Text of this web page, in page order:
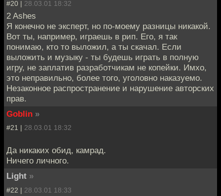
#20 | 28.03.01 18:32
2 Ashes
Я конечно не эксперт, но по-моему разницы никакой.
Вот ты, например, играешь в рип. Его, я так
понимаю, кто то выложил, а ты скачал. Если
выложить и музыку - ты будешь играть в полную
игру, не заплатив разработчикам не копейки. Имхо,
это неправильно, более того, уголовно наказуемо.
Незаконное распространение и нарушение авторских
прав.
Goblin »
#21 | 28.03.01 18:32
Да никаких обид, камрад.
Ничего личного.
Light »
#22 | 28.03.01 18:33